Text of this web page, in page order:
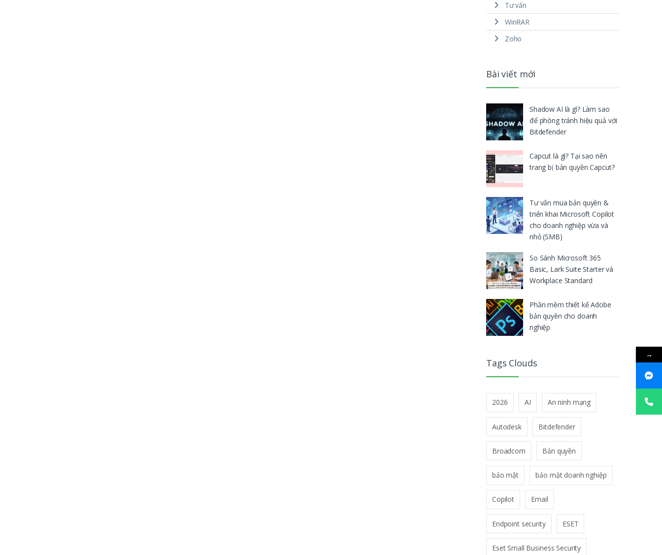
Tư vấn
WinRAR
Zoho
Bài viết mới
Shadow AI là gì? Làm sao
để phòng tránh hiệu quả với
Bitdefender
Capcut là gì? Tại sao nên
trang bị bản quyền Capcut?
Tư vấn mua bản quyền &
triển khai Microsoft Copilot
cho doanh nghiệp vừa và
nhỏ (SMB)
So Sánh Microsoft 365
Basic, Lark Suite Starter và
Workplace Standard
Phần mềm thiết kế Adobe
bản quyền cho doanh
nghiệp
Tags Clouds
2026 AI An ninh mạng
Autodesk Bitdefender
Broadcom Bản quyền
bảo mật bảo mật doanh nghiệp
Copilot Email
Endpoint security ESET
Eset Small Business Security
→